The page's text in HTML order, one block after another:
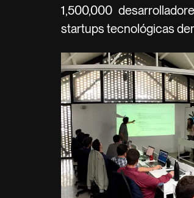
1,500,000
startups tecnológicas